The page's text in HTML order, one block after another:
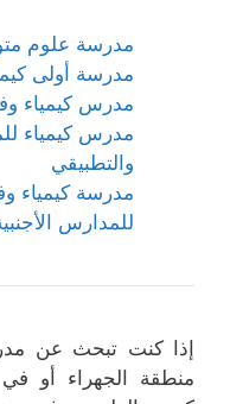
مدرسة علوم
مدرسة أولى
مدرس كيمياء
مدرس كيمياء
والتطبيقي
مدرسة كيمياء
للمدارس
إذا كنت تبحث عن
منطقة الجهراء أو